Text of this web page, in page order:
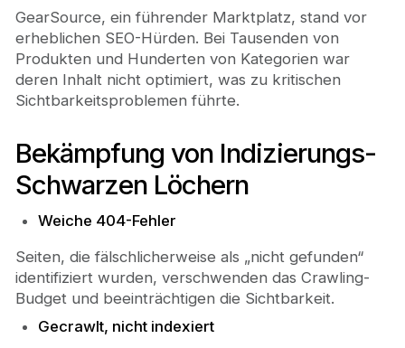
GearSource, ein führender Marktplatz, stand vor
erheblichen SEO-Hürden. Bei Tausenden von
Produkten und Hunderten von Kategorien war
deren Inhalt nicht optimiert, was zu kritischen
Sichtbarkeitsproblemen führte.
Bekämpfung von Indizierungs-
Schwarzen Löchern
Weiche 404-Fehler
Seiten, die fälschlicherweise als „nicht gefunden“
identifiziert wurden, verschwenden das Crawling-
Budget und beeinträchtigen die Sichtbarkeit.
Gecrawlt, nicht indexiert